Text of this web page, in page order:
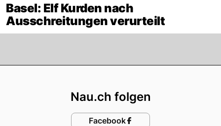
Basel: Elf Kurden nach
Ausschreitungen verurteilt
Nau.ch folgen
Facebook